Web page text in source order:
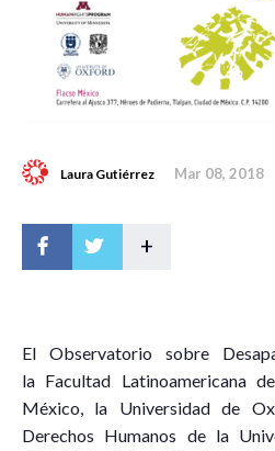
Laura Gutiérrez Mar 08, 2018
+
El Observatorio sobre
la Facultad Latinoamericana
México, la Universidad de
Derechos Humanos de la